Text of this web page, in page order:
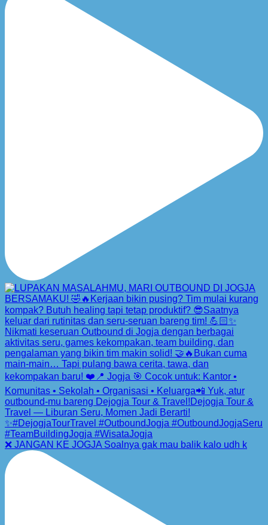
❌ JANGAN KE JOGJA Soalnya gak mau balik kalo udh k